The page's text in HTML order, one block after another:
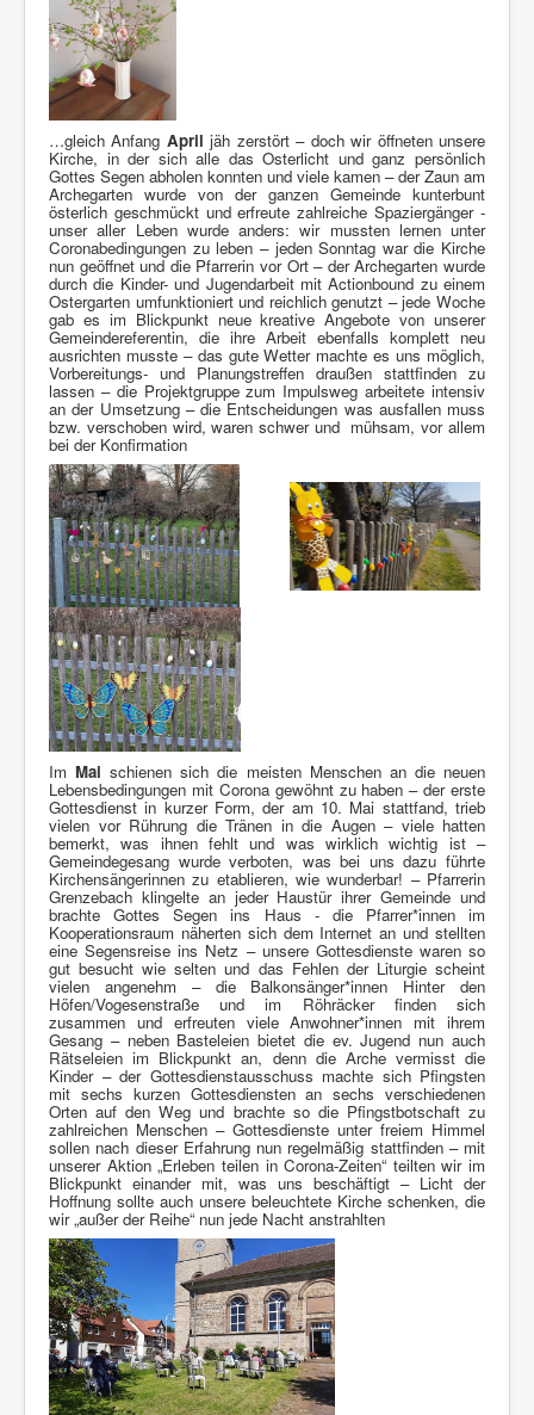
…gleich Anfang Apriljäh zerstört – doch wir öffneten unsere
Kirche, in der sich alle das Osterlicht und ganz persönlich
Gottes Segen abholen konnten und viele kamen – der Zaun am
Archegarten wurde von der ganzen Gemeinde kunterbunt
österlich geschmückt und erfreute zahlreiche Spaziergänger -
unser aller Leben wurde anders: wir mussten lernen unter
Coronabedingungen zu leben – jeden Sonntag war die Kirche
nun geöffnet und die Pfarrerin vor Ort – der Archegarten wurde
durch die Kinder- und Jugendarbeit mit Actionbound zu einem
Ostergarten umfunktioniert und reichlich genutzt – jede Woche
gab es im Blickpunkt neue kreative Angebote von unserer
Gemeindereferentin, die ihre Arbeit ebenfalls komplett neu
ausrichten musste – das gute Wetter machte es uns möglich,
Vorbereitungs- und Planungstreffen draußen stattfinden zu
lassen – die Projektgruppe zum Impulsweg arbeitete intensiv
an der Umsetzung – die Entscheidungen was ausfallen muss
bzw. verschoben wird, waren schwer und mühsam, vor allem
bei der Konfirmation
ImMaischienen sich die meisten Menschen an die neuen
Lebensbedingungen mit Corona gewöhnt zu haben – der erste
Gottesdienst in kurzer Form, der am 10. Mai stattfand, trieb
vielen vor Rührung die Tränen in die Augen – viele hatten
bemerkt, was ihnen fehlt und was wirklich wichtig ist –
Gemeindegesang wurde verboten, was bei uns dazu führte
Kirchensängerinnen zu etablieren, wie wunderbar! – Pfarrerin
Grenzebach klingelte an jeder Haustür ihrer Gemeinde und
brachte Gottes Segen ins Haus - die Pfarrer*innen im
Kooperationsraum näherten sich dem Internet an und stellten
eine Segensreise ins Netz – unsere Gottesdienste waren so
gut besucht wie selten und das Fehlen der Liturgie scheint
vielen angenehm – die Balkonsänger*innen Hinter den
Höfen/Vogesenstraße und im Röhräcker finden sich
zusammen und erfreuten viele Anwohner*innen mit ihrem
Gesang – neben Basteleien bietet die ev. Jugend nun auch
Rätseleien im Blickpunkt an, denn die Arche vermisst die
Kinder – der Gottesdienstausschuss machte sich Pfingsten
mit sechs kurzen Gottesdiensten an sechs verschiedenen
Orten auf den Weg und brachte so die Pfingstbotschaft zu
zahlreichen Menschen – Gottesdienste unter freiem Himmel
sollen nach dieser Erfahrung nun regelmäßig stattfinden – mit
unserer Aktion „Erleben teilen in Corona-Zeiten“ teilten wir im
Blickpunkt einander mit, was uns beschäftigt – Licht der
Hoffnung sollte auch unsere beleuchtete Kirche schenken, die
wir „außer der Reihe“ nun jede Nacht anstrahlten